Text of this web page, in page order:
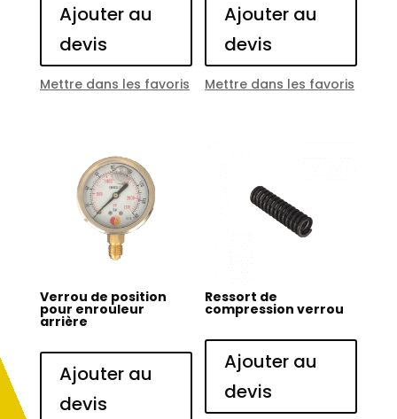
Ajouter au
devis
Mettre dans les favoris
Ajouter au
devis
Mettre dans les favoris
Verrou de position
pour enrouleur
arrière
Ajouter au
devis
Ressort de
compression verrou
Ajouter au
devis